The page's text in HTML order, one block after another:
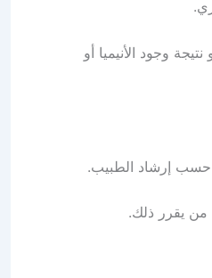
وجود الأنيميا أو